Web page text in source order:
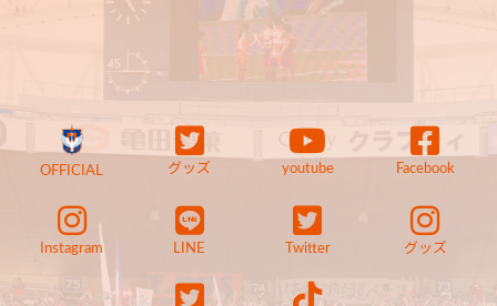
OFFICIAL グッズ youtube Facebook
Instagram LINE Twitter グッズ